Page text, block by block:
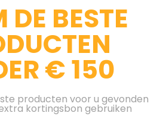
DE BESTE
€ 150
producten voor u gevonden
kortingsbon gebruiken